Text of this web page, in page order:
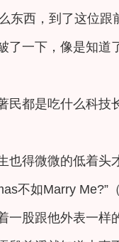
东西，到了这位
了一下，像是知道
民都是吃什么科
也得微微的低着头
不如Marry Me?”
一股跟他外表一样